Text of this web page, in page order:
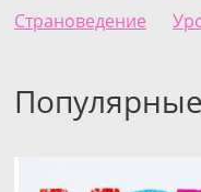
Страноведение